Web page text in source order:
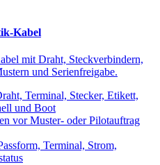
Kabel
mit Draht, Steckverbindern,
und Serienfreigabe.
Terminal, Stecker, Etikett,
und Boot
vor Muster- oder Pilotauftrag
Terminal, Strom,